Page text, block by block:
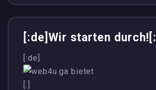
[:de]Wir starten durch![:]
[:de]
[:]